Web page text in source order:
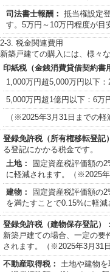
司法書士報酬： 抵当権設定
す。5万円～10万円程度が目
2-3. 税金関連費用
新築戸建ての購入には、様々
印紙税（金銭消費貸借契約書
1,000万円超5,000万円以下：
5,000万円超1億円以下：6万
（※2025年3月31日までの軽
登録免許税（所有権移転登記
る登記にかかる税金です。
土地：
固定資産税評価額の
に軽減されます。（※2025年
建物：
固定資産税評価額の
を満たすことで0.15%に軽
登録免許税（建物保存登記）：
新築戸建ての場合、一定の要
されます。（※2025年3月31
不動産取得税：
土地や建物